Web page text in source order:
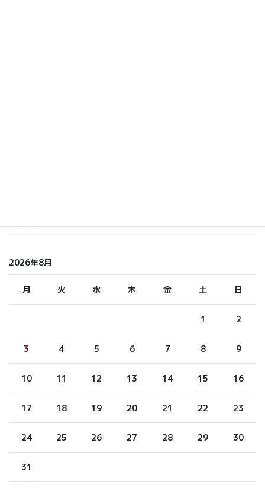
2026年8月
月 火 水 木 金 土 日
1 2
3 4 5 6 7 8 9
10 11 12 13 14 15 16
17 18 19 20 21 22 23
24 25 26 27 28 29 30
31